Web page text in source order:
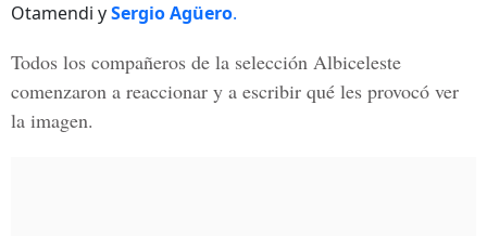
Otamendi ySergio Agüero.
Todos los compañeros de la selección Albiceleste
comenzaron a reaccionar y a escribir qué les provocó ver
la imagen.